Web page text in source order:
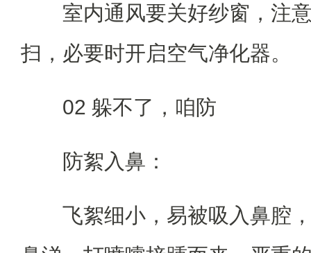
室内通风要关好纱窗，注
扫，必要时开启空气净化器。
02 躲不了，咱防
防絮入鼻：
飞絮细小，易被吸入鼻腔